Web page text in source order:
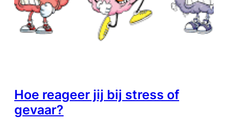
Hoe reageer jij bij stress of
gevaar?